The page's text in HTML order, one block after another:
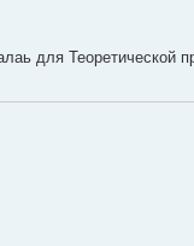
для Теоретической